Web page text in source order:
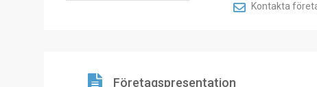
Kontakta
Företagspresentation